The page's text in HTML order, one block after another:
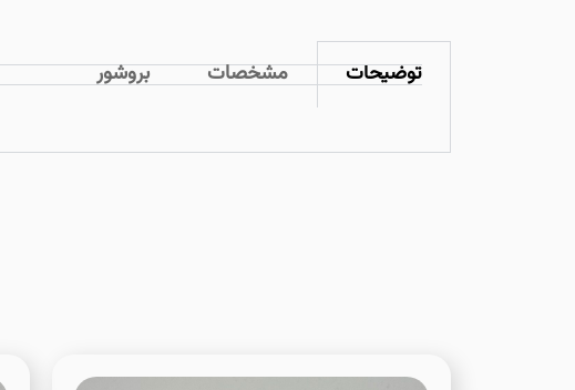
توضیحات مشخصات بروشور